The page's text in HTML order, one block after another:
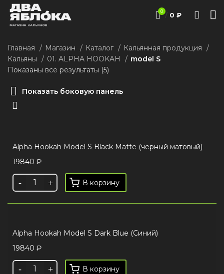
0 / 0 ₽
Главная Магазин Каталог
Кальянная продукция
Кальяны
01. ALPHA HOOKAH
model S
Показаны все результаты (5)
Показать боковую панель
Alpha Hookah Model S Black Matte (черный матовый)
19840 ₽
В корзину
Alpha Hookah Model S Dark Blue (Синий)
19840 ₽
В корзину